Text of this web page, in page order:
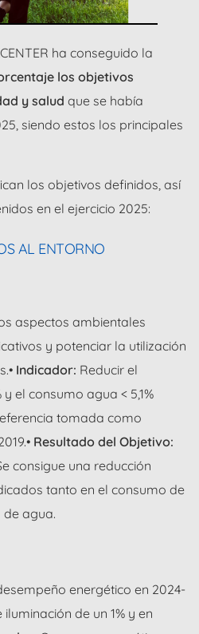
ha conseguido la
los objetivos
y salud que se había
siendo estos los principales
los objetivos definidos, así
en el ejercicio 2025:
AL ENTORNO
aspectos ambientales
y potenciar la utilización
Indicador: Reducir el
el consumo agua < 5,1%
tomada como
Resultado del Objetivo:
consigue una reducción
tanto en el consumo de
agua.
energético en 2024-
de un 1% y en